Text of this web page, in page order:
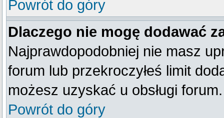
Powrót do góry
Dlaczego nie mogę dodawać
Najprawdopodobniej nie masz
forum lub przekroczyłeś limit
możesz uzyskać u obsługi forum.
Powrót do góry